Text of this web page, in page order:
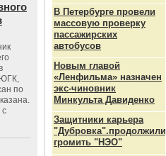
по
с
В Петербурге провели
массовую проверку
пассажирских
автобусов
Новым главой
«Ленфильма» назначен
экс-чиновник
Минкульта Давиденко
Защитники карьера
"Дубровка".продолжили
громить "НЭО"